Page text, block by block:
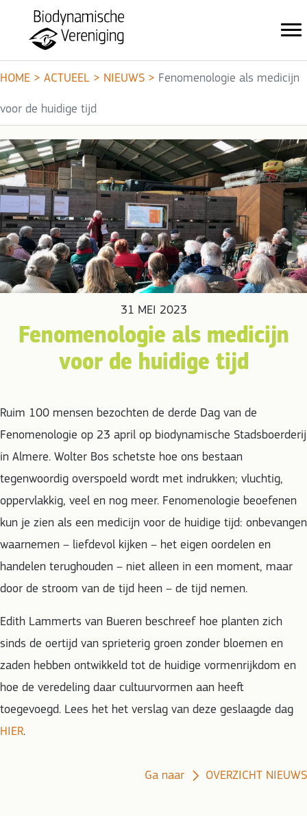
HOME > ACTUEEL > NIEUWS > Fenomenologie als medicijn
voor de huidige tijd
31 MEI 2023
Fenomenologie als medicijn
voor de huidige tijd
Ruim 100 mensen bezochten de derde Dag van de
Fenomenologie op 23 april op biodynamische Stadsboerderij
in Almere. Wolter Bos schetste hoe ons bestaan
tegenwoordig overspoeld wordt met indrukken; vluchtig,
oppervlakkig, veel en nog meer. Fenomenologie beoefenen
kun je zien als een medicijn voor de huidige tijd: onbevangen
waarnemen – liefdevol kijken – het eigen oordelen en
handelen terughouden – niet alleen in een moment, maar
door de stroom van de tijd heen – de tijd nemen.
Edith Lammerts van Bueren beschreef hoe planten zich
sinds de oertijd van sprieterig groen zonder bloemen en
zaden hebben ontwikkeld tot de huidige vormenrijkdom en
hoe de veredeling daar cultuurvormen aan heeft
toegevoegd. Lees het het verslag van deze geslaagde dag
HIER.
Ga naar OVERZICHT NIEUWS